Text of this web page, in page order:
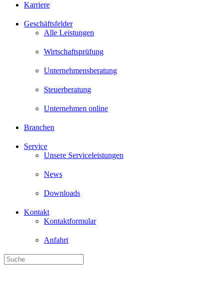
Karriere
Geschäftsfelder
Alle Leistungen
Wirtschaftsprüfung
Unternehmensberatung
Steuerberatung
Unternehmen online
Branchen
Service
Unsere Serviceleistungen
News
Downloads
Kontakt
Kontaktformular
Anfahrt